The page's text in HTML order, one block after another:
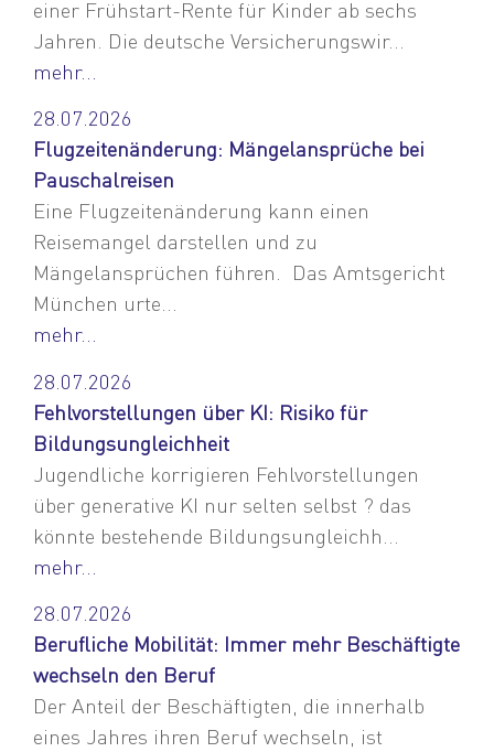
einer Frühstart-Rente für Kinder ab sechs
Jahren. Die deutsche Versicherungswir...
mehr...
28.07.2026
Flugzeitenänderung: Mängelansprüche bei
Pauschalreisen
Eine Flugzeitenänderung kann einen
Reisemangel darstellen und zu
Mängelansprüchen führen. Das Amtsgericht
München urte...
mehr...
28.07.2026
Fehlvorstellungen über KI: Risiko für
Bildungsungleichheit
Jugendliche korrigieren Fehlvorstellungen
über generative KI nur selten selbst ? das
könnte bestehende Bildungsungleichh...
mehr...
28.07.2026
Berufliche Mobilität: Immer mehr Beschäftigte
wechseln den Beruf
Der Anteil der Beschäftigten, die innerhalb
eines Jahres ihren Beruf wechseln, ist